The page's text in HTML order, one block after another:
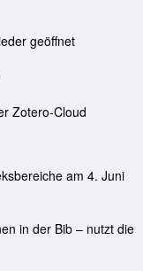
geöffnet
Zotero-Cloud
am 4. Juni
in der Bib – nutzt die